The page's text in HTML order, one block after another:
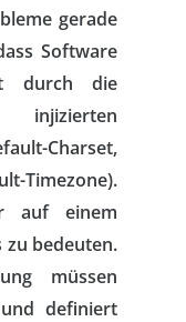
gerade
Software
durch die
injizierten
Charset,
Timezone).
auf einem
zu bedeuten.
müssen
definiert